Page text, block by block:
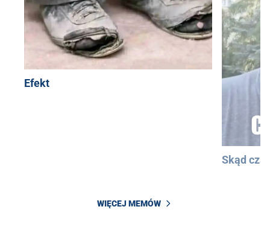
Efekt
Skąd
WIĘCEJ MEMÓW